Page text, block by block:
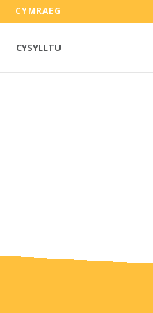
CYMRAEG
CYSYLLTU